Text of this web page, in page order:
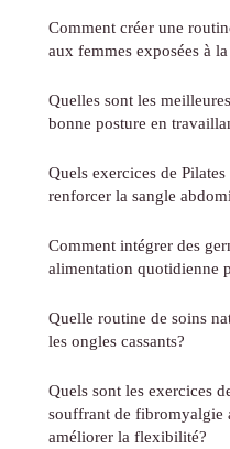
Comment créer une
aux femmes exposées à
Quelles sont les
bonne posture en
Quels exercices de
renforcer la sangle
Comment intégrer des
alimentation quotidienne
Quelle routine de soins
les ongles cassants?
Quels sont les exercices
souffrant de fibromyalgie
améliorer la flexibilité?